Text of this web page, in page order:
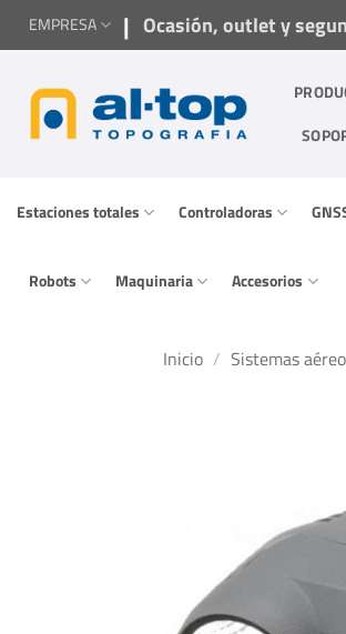
SaltarEMPRESA | Ocasión, outlet y
Estaciones totales Controladoras
Robots Maquinaria Accesorios
Inicio / Sistemas